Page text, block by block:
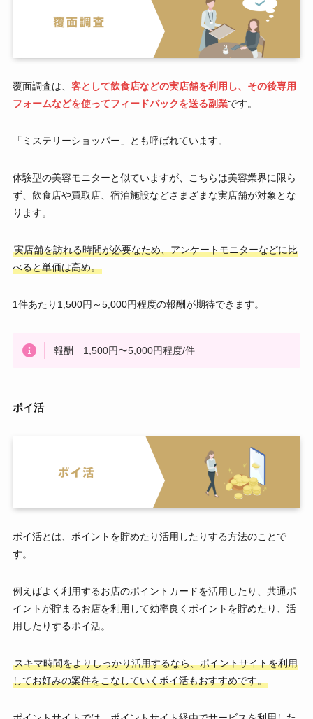
覆面調査は、 客として飲食店などの実店舗を利用し、その後専用
フォームなどを使ってフィードバックを送る副業です。
「ミステリーショッパー」とも呼ばれています。
体験型の美容モニターと似ていますが、こちらは美容業界に限ら
ず、飲食店や買取店、宿泊施設などさまざまな実店舗が対象とな
ります。
実店舗を訪れる時間が必要なため、アンケートモニターなどに比
べると単価は高め。
1件あたり1,500円～5,000円程度の報酬が期待できます。
報酬 1,500円〜5,000円程度/件
ポイ活
ポイ活とは、ポイントを貯めたり活用したりする方法のことで
す。
例えばよく利用するお店のポイントカードを活用したり、共通ポ
イントが貯まるお店を利用して効率良くポイントを貯めたり、活
用したりするポイ活。
スキマ時間をよりしっかり活用するなら、ポイントサイトを利用
してお好みの案件をこなしていくポイ活もおすすめです。